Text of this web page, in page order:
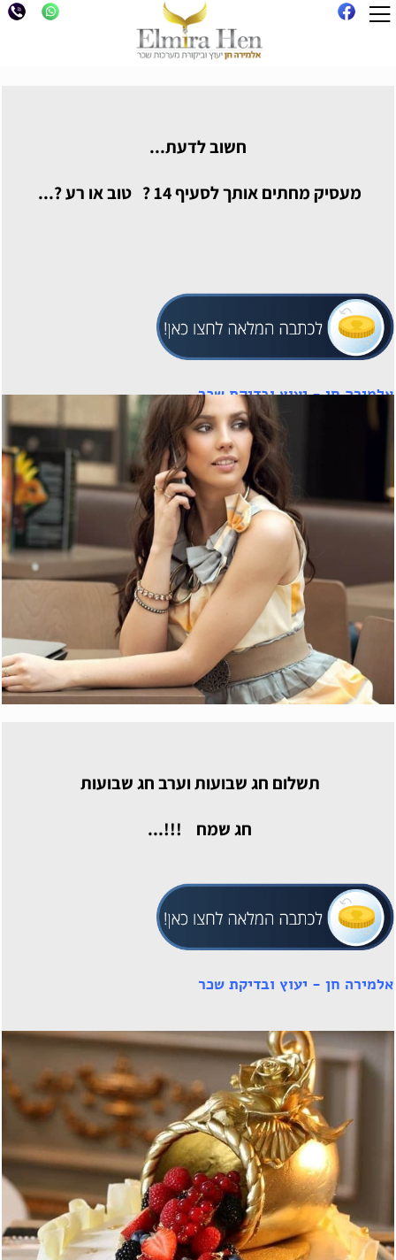
חשוב לדעת...
מעסיק מחתים אותך לסעיף 14 ? טוב או רע ?...
אלמירה חן - יעוץ ובדיקת שכר
תשלום חג שבועות וערב חג שבועות
חג שמח !!!...
אלמירה חן - יעוץ ובדיקת שכר